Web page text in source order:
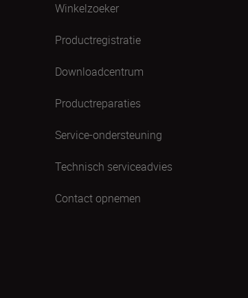
Winkelzoeker
Productregistratie
Downloadcentrum
Productreparaties
Service-ondersteuning
Technisch serviceadvies
Contact opnemen